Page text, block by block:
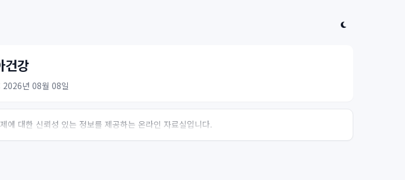
건강
2026년 08월 08일
에 대한 신뢰성 있는 정보를 제공하는 온라인 자료실입니다.